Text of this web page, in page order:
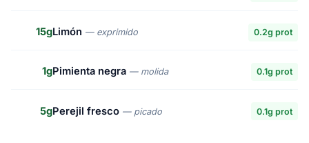
15gLimón — exprimido 0.2g prot
1gPimienta negra — molida 0.1g prot
5gPerejil fresco — picado 0.1g prot